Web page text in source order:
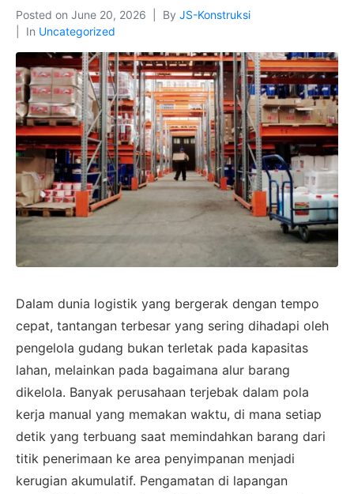
Posted on June 20, 2026 By JS-Konstruksi
In Uncategorized
Dalam dunia logistik yang bergerak dengan tempo
cepat, tantangan terbesar yang sering dihadapi oleh
pengelola gudang bukan terletak pada kapasitas
lahan, melainkan pada bagaimana alur barang
dikelola. Banyak perusahaan terjebak dalam pola
kerja manual yang memakan waktu, di mana setiap
detik yang terbuang saat memindahkan barang dari
titik penerimaan ke area penyimpanan menjadi
kerugian akumulatif. Pengamatan di lapangan